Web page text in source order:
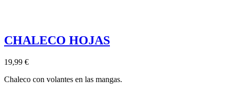
CHALECO HOJAS
19,99 €
Chaleco con volantes en las mangas.